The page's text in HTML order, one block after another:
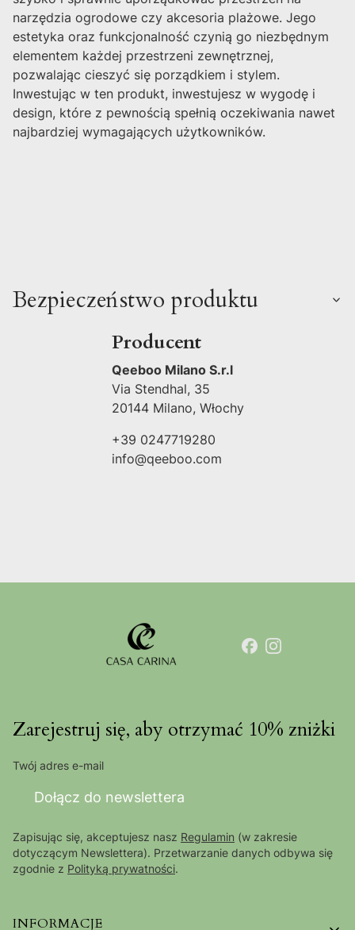
narzędzia ogrodowe czy akcesoria plażowe. Jego
estetyka oraz funkcjonalność czynią go niezbędnym
elementem każdej przestrzeni zewnętrznej,
pozwalając cieszyć się porządkiem i stylem.
Inwestując w ten produkt, inwestujesz w wygodę i
design, które z pewnością spełnią oczekiwania nawet
najbardziej wymagających użytkowników.
Bezpieczeństwo produktu
Producent
Qeeboo Milano S.r.l
Via Stendhal, 35
20144 Milano, Włochy
+39 0247719280
info@qeeboo.com
Zarejestruj się, aby otrzymać 10% zniżki
Twój adres e-mail
Dołącz do newslettera
Zapisując się, akceptujesz nasz Regulamin (w zakresie
dotyczącym Newslettera). Przetwarzanie danych odbywa się
zgodnie z Polityką prywatności.
INFORMACJE